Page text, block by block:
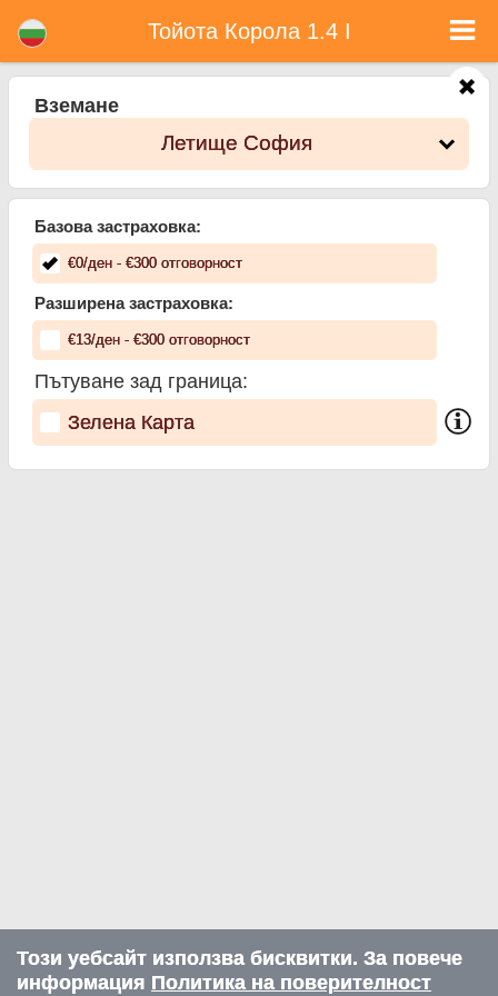
застраховка (без депозит), неограничен пробег, безплатни детски седалки, безплатни допълнителни шофьори,
гарантирани ниски цени за наем на коли.Тойота Корола 1.4 I
Вземане
Летище София
Базова застраховка:
€0/ден- €300отговорност
Разширена застраховка:
€13/ден- €300отговорност
Пътуване зад граница:
Зелена Карта
Този уебсайт използва бисквитки. За повече
информация Политика на поверителност